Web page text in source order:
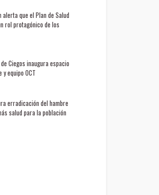
alerta que el Plan de Salud
rol protagónico de los
Ciegos inaugura espacio
equipo OCT
erradicación del hambre
salud para la población